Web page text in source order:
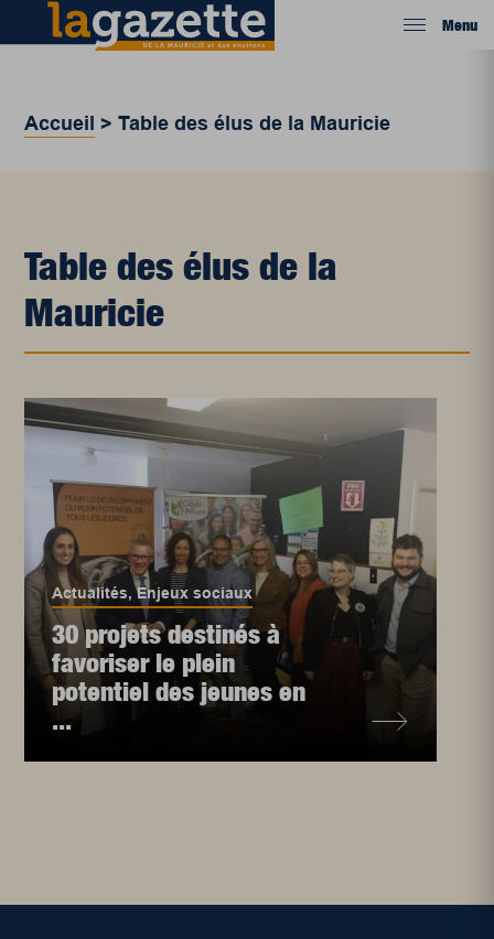
Menu
Accueil >Table des élus de la Mauricie
Table des élus de la
Mauricie
Actualités,Enjeux sociaux
30 projets destinés à
favoriser le plein
potentiel des jeunes en
...